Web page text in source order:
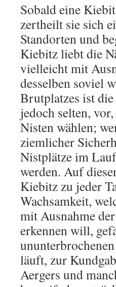
Sobald eine
zertheilt sie sich
Standorten und
Kiebitz liebt die
vielleicht mit
desselben soviel
Brutplatzes ist die
jedoch selten,
Nisten wählen;
ziemlicher
Nistplätze im
werden. Auf
Kiebitz zu jeder
Wachsamkeit,
mit Ausnahme
erkennen will,
läuft, zur
Aergers und